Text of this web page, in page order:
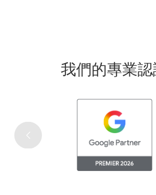
我們的專業認